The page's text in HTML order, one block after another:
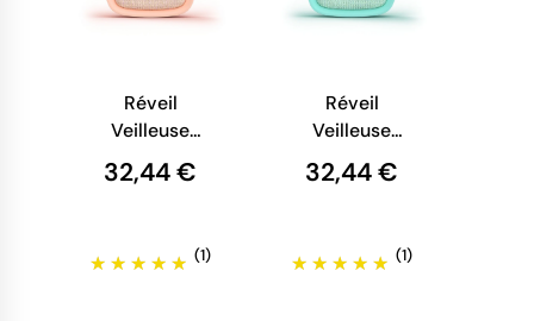
Réveil
Veilleuse
Enfant -
Mobility on
32,44 €
(1)
Réveil
Veilleuse
Enfant -
Mobility on
Turquoise
32,44 €
(1)